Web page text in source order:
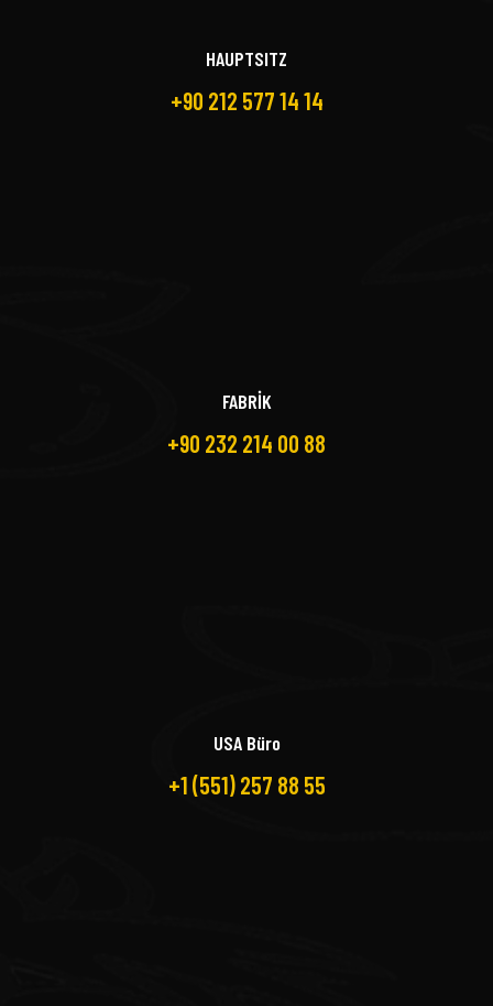
HAUPTSITZ
+90 212 577 14 14
FABRİK
+90 232 214 00 88
USA Büro
+1 (551) 257 88 55